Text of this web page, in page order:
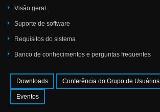
Visão geral
Suporte de software
Requisitos do sistema
Banco de conhecimentos e perguntas frequentes
Downloads Conferência do Grupo de Usuários
Eventos